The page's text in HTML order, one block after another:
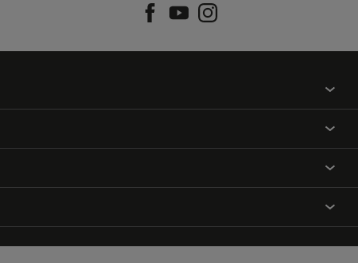
Üzlet kereső
Inspiráció
Hozzáférhetőség